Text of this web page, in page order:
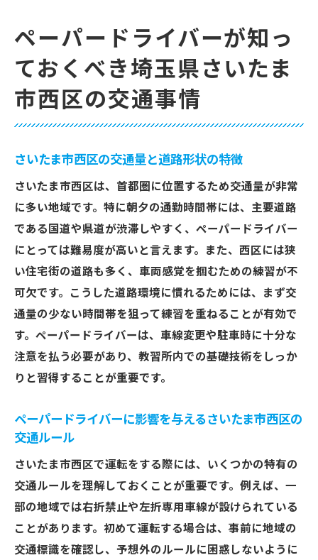
ペーパードライバーが知っ
ておくべき埼玉県さいたま
市西区の交通事情
さいたま市西区の交通量と道路形状の特徴
さいたま市西区は、首都圏に位置するため交通量が非常
に多い地域です。特に朝夕の通勤時間帯には、主要道路
である国道や県道が渋滞しやすく、ペーパードライバー
にとっては難易度が高いと言えます。また、西区には狭
い住宅街の道路も多く、車両感覚を掴むための練習が不
可欠です。こうした道路環境に慣れるためには、まず交
通量の少ない時間帯を狙って練習を重ねることが有効で
す。ペーパードライバーは、車線変更や駐車時に十分な
注意を払う必要があり、教習所内での基礎技術をしっか
りと習得することが重要です。
ペーパードライバーに影響を与えるさいたま市西区の
交通ルール
さいたま市西区で運転をする際には、いくつかの特有の
交通ルールを理解しておくことが重要です。例えば、一
部の地域では右折禁止や左折専用車線が設けられている
ことがあります。初めて運転する場合は、事前に地域の
交通標識を確認し、予想外のルールに困惑しないように